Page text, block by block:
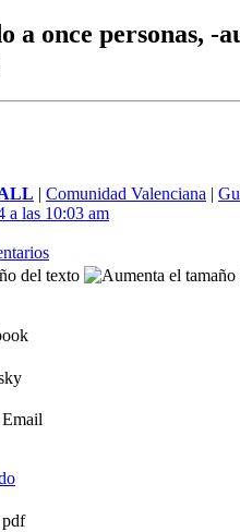
a once personas, -
| Comunidad Valenciana |
a las 10:03 am